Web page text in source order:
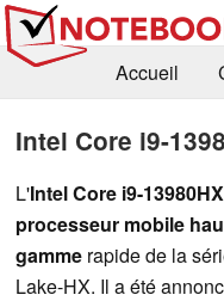
Accueil
Intel Core i9-
L'Intel Core i9-13980HX
processeur mobile
gamme rapide de la
Lake-HX. Il a été